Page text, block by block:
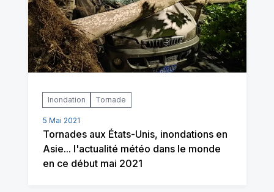
Inondation Tornade
5 Mai 2021
Tornades aux États-Unis, inondations en
Asie... l'actualité météo dans le monde
en ce début mai 2021